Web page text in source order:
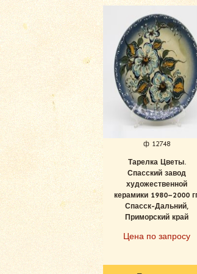
ф 12748
Тарелка Цветы.
Спасский завод
художественной
керамики 1980–2000
Спасск-Дальний,
Приморский край
Цена по запросу